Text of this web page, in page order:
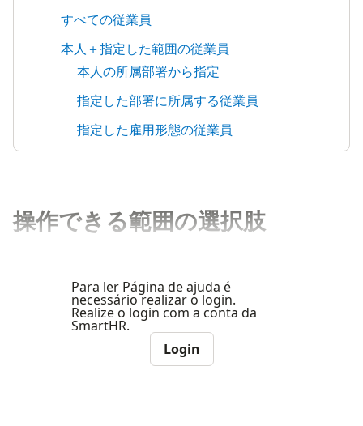
すべての従業員
本人＋指定した範囲の従業員
本人の所属部署から指定
指定した部署に所属する従業員
指定した雇用形態の従業員
操作できる範囲の選択肢
Para ler Página de ajuda é
necessário realizar o login.
Realize o login com a conta da
SmartHR.
Login